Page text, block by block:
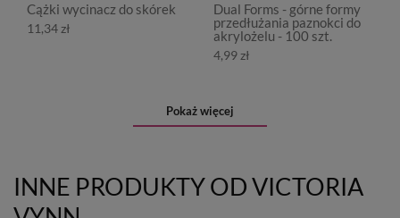
Cążki wycinacz do skórek
11,34 zł
Dual Forms - górne formy
przedłużania paznokci do
akrylożelu - 100 szt.
4,99 zł
Pokaż więcej
INNE PRODUKTY OD VICTORIA